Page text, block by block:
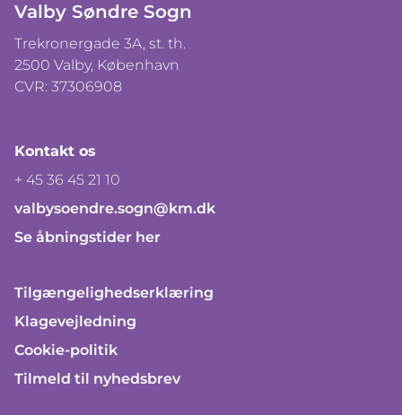
Valby Søndre Sogn
Trekronergade 3A, st. th.
2500 Valby, København
CVR: 37306908
Kontakt os
+ 45 36 45 21 10
valbysoendre.sogn@km.dk
Se åbningstider her
Tilgængelighedserklæring
Klagevejledning
Cookie-politik
Tilmeld til nyhedsbrev